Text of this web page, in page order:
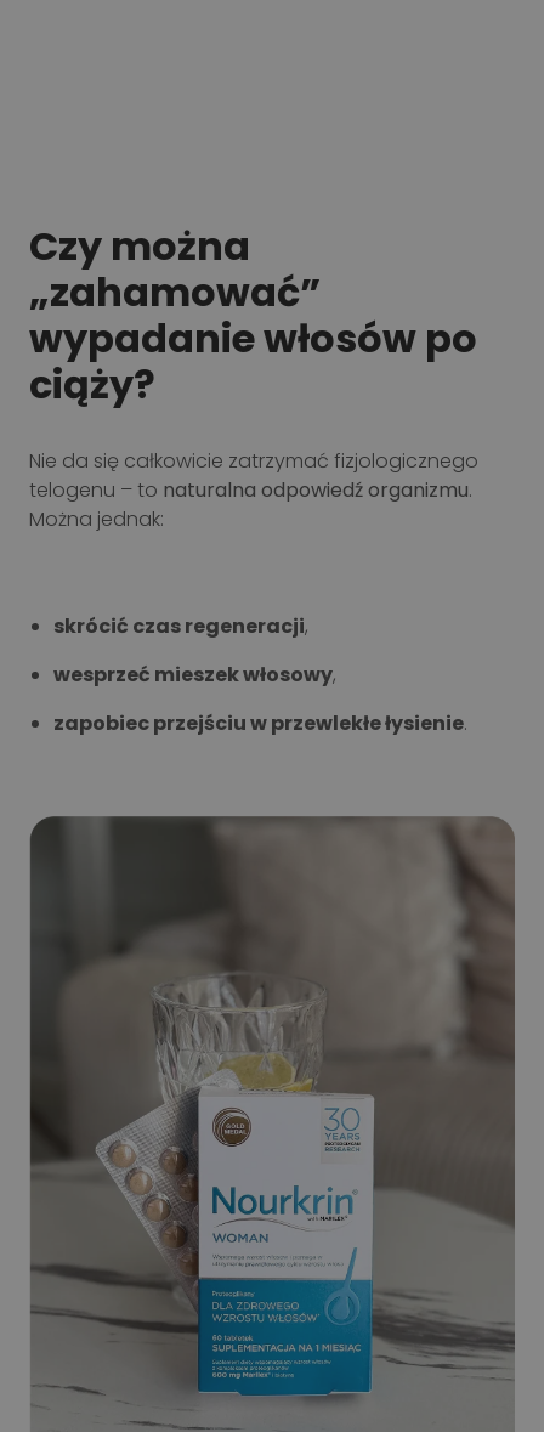
Czy można
„zahamować”
wypadanie włosów po
ciąży?
Nie da się całkowicie zatrzymać fizjologicznego
telogenu – to naturalna odpowiedź organizmu.
Można jednak:
skrócić czas regeneracji,
wesprzeć mieszek włosowy,
zapobiec przejściu w przewlekłe łysienie.